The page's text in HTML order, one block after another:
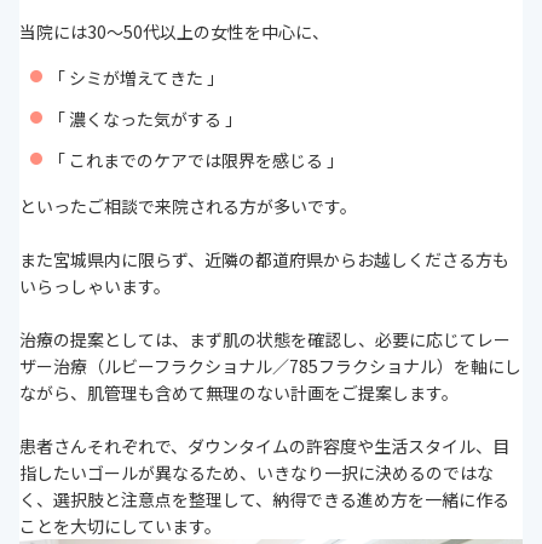
当院には30〜50代以上の女性を中心に、
「 シミが増えてきた 」
「 濃くなった気がする 」
「 これまでのケアでは限界を感じる 」
といったご相談で来院される方が多いです。
また宮城県内に限らず、近隣の都道府県からお越しくださる方も
いらっしゃいます。
治療の提案としては、まず肌の状態を確認し、必要に応じてレー
ザー治療（ルビーフラクショナル／785フラクショナル）を軸にし
ながら、肌管理も含めて無理のない計画をご提案します。
患者さんそれぞれで、ダウンタイムの許容度や生活スタイル、目
指したいゴールが異なるため、いきなり一択に決めるのではな
く、選択肢と注意点を整理して、納得できる進め方を一緒に作る
ことを大切にしています。